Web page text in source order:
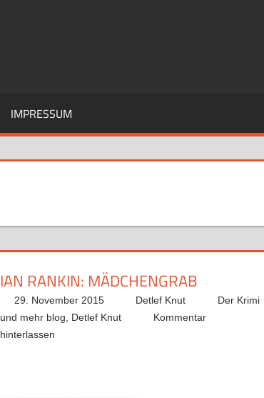
IMPRESSUM
IAN RANKIN: MÄDCHENGRAB
29. November 2015 Detlef Knut
Der Krimi
und mehr blog
Detlef Knut
Kommentar
hinterlassen